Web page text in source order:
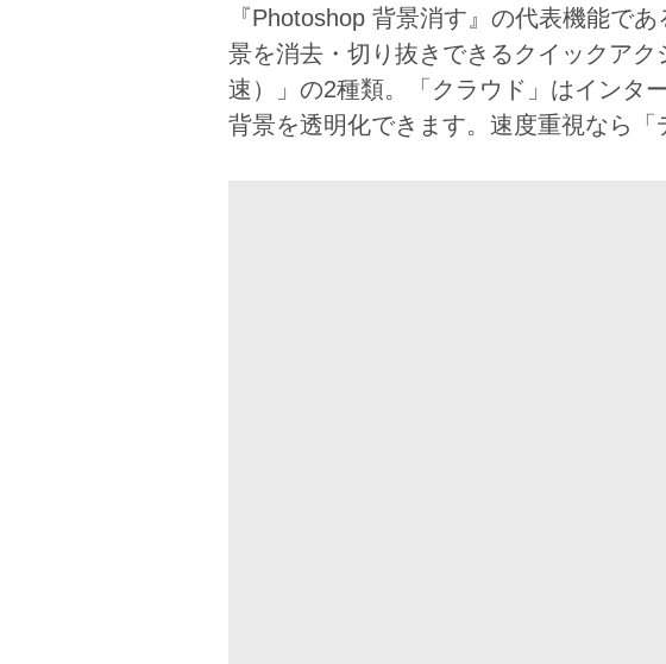
『Photoshop 背景消す』の代表機能で
景を消去・切り抜きできるクイックア
速）」の2種類。「クラウド」はインタ
背景を透明化できます。速度重視なら「